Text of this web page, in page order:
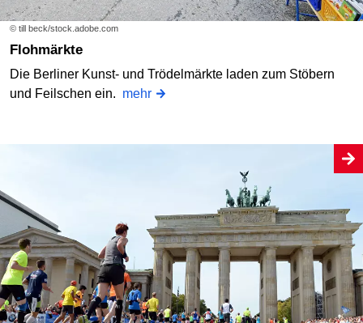
© till beck/stock.adobe.com
Flohmärkte
Die Berliner Kunst- und Trödelmärkte laden zum Stöbern
und Feilschen ein. mehr